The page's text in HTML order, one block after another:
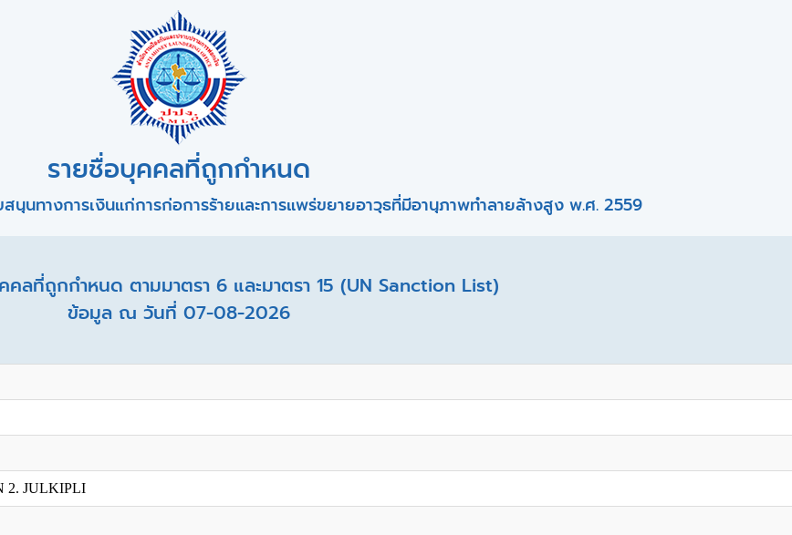
รายชื่อบุคคลที่ถูกกำหนด
นุนทางการเงินแก่การก่อการร้ายและการแพร่ขยายอาวุธที่มีอานุภาพทำลายล้างสูง พ.ศ. 2559
ลที่ถูกกำหนด ตามมาตรา 6 และมาตรา 15 (UN Sanction List)
ข้อมูล ณ วันที่ 07-08-2026
2. JULKIPLI